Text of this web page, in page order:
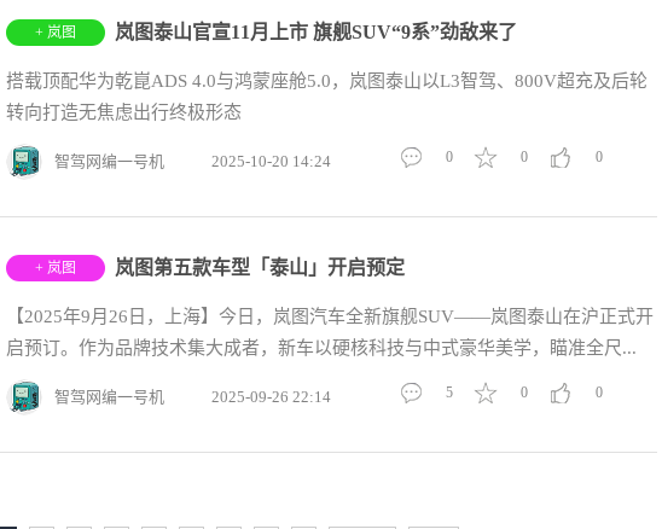
+ 岚图 岚图泰山官宣11月上市 旗舰SUV“9系”劲敌来了
搭载顶配华为乾崑ADS 4.0与鸿蒙座舱5.0，岚图泰山以L3智驾、800V超充及后轮
转向打造无焦虑出行终极形态
智驾网编一号机 2025-10-20 14:24 0
0
0
+ 岚图 岚图第五款车型「泰山」开启预定
【2025年9月26日，上海】今日，岚图汽车全新旗舰SUV——岚图泰山在沪正式开
启预订。作为品牌技术集大成者，新车以硬核科技与中式豪华美学，瞄准全尺...
智驾网编一号机 2025-09-26 22:14 0
0
5